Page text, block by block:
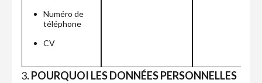
Numéro de
téléphone
CV
‍3. POURQUOI LES DONNÉES PERSONNELLES